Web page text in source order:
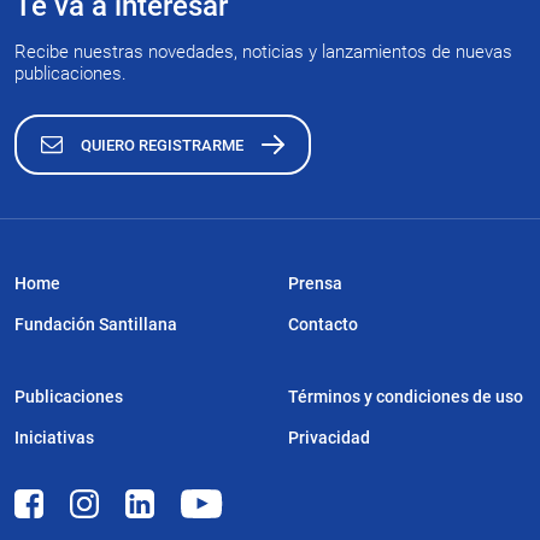
Recibe nuestras novedades, noticias y lanzamientos de nuevas
publicaciones.
QUIERO REGISTRARME
Home
Fundación Santillana
Publicaciones
Iniciativas
Prensa
Contacto
Términos y condiciones de uso
Privacidad